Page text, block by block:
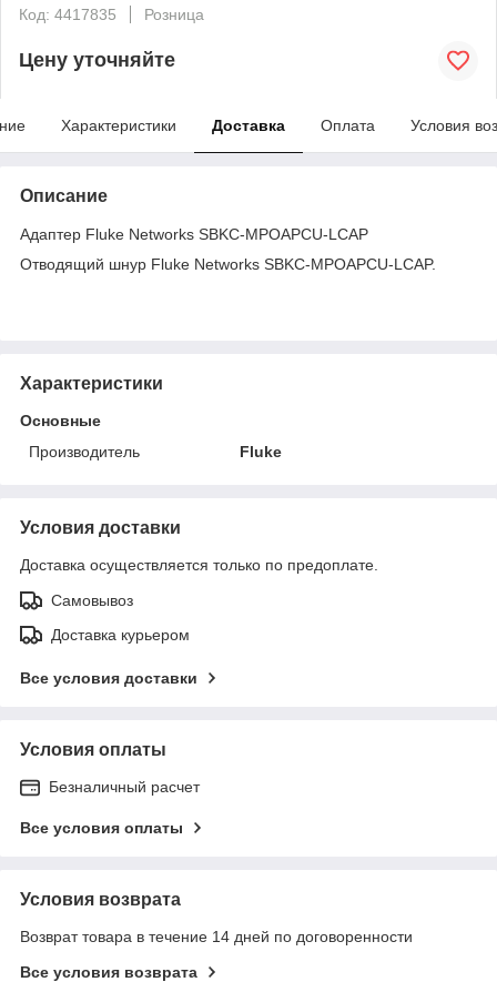
Код: 4417835
Розница
Цену уточняйте
Характеристики Доставка Оплата Условия
Описание
Адаптер Fluke Networks SBKC-MPOAPCU-LCAP
Отводящий шнур Fluke Networks SBKC-MPOAPCU-LCAP.
Характеристики
Основные
Производитель
Fluke
Условия доставки
Доставка осуществляется только по предоплате.
Самовывоз
Доставка курьером
Все условия доставки
Условия оплаты
Безналичный расчет
Все условия оплаты
Условия возврата
Возврат товара в течение 14 дней по договоренности
Все условия возврата